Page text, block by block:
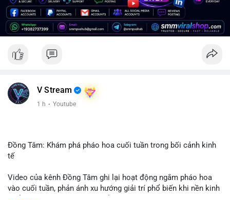
V Stream
1 h · Youtube
Đồng Tâm: Khám phá pháo hoa cuối tuần trong bối cảnh kinh
tế
Video của kênh Đồng Tâm ghi lại hoạt động ngắm pháo hoa
vào cuối tuần, phản ánh xu hướng giải trí phổ biến khi nền kinh